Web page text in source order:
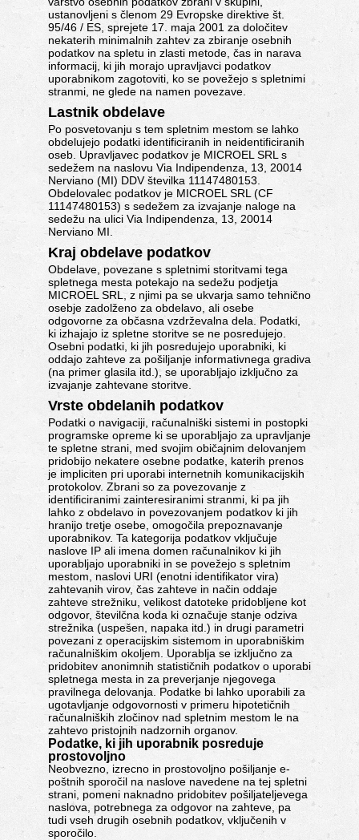
ustanovljeni s členom 29 Evropske direktive št.
95/46 / ES, sprejete 17. maja 2001 za določitev
nekaterih minimalnih zahtev za zbiranje osebnih
podatkov na spletu in zlasti metode, čas in narava
informacij, ki jih morajo upravljavci podatkov
uporabnikom zagotoviti, ko se povežejo s spletnimi
stranmi, ne glede na namen povezave.
Lastnik obdelave
Po posvetovanju s tem spletnim mestom se lahko
obdelujejo podatki identificiranih in neidentificiranih
oseb. Upravljavec podatkov je MICROEL SRL s
sedežem na naslovu Via Indipendenza, 13, 20014
Nerviano (MI) DDV številka 11147480153.
Obdelovalec podatkov je MICROEL SRL (CF
11147480153) s sedežem za izvajanje naloge na
sedežu na ulici Via Indipendenza, 13, 20014
Nerviano MI.
Kraj obdelave podatkov
Obdelave, povezane s spletnimi storitvami tega
spletnega mesta potekajo na sedežu podjetja
MICROEL SRL, z njimi pa se ukvarja samo tehnično
osebje zadolženo za obdelavo, ali osebe
odgovorne za občasna vzdrževalna dela. Podatki,
ki izhajajo iz spletne storitve se ne posredujejo.
Osebni podatki, ki jih posredujejo uporabniki, ki
oddajo zahteve za pošiljanje informativnega gradiva
(na primer glasila itd.), se uporabljajo izključno za
izvajanje zahtevane storitve.
Vrste obdelanih podatkov
Podatki o navigaciji, računalniški sistemi in postopki
programske opreme ki se uporabljajo za upravljanje
te spletne strani, med svojim običajnim delovanjem
pridobijo nekatere osebne podatke, katerih prenos
je impliciten pri uporabi internetnih komunikacijskih
protokolov. Zbrani so za povezovanje z
identificiranimi zainteresiranimi stranmi, ki pa jih
lahko z obdelavo in povezovanjem podatkov ki jih
hranijo tretje osebe, omogočila prepoznavanje
uporabnikov. Ta kategorija podatkov vključuje
naslove IP ali imena domen računalnikov ki jih
uporabljajo uporabniki in se povežejo s spletnim
mestom, naslovi URI (enotni identifikator vira)
zahtevanih virov, čas zahteve in način oddaje
zahteve strežniku, velikost datoteke pridobljene kot
odgovor, številčna koda ki označuje stanje odziva
strežnika (uspešen, napaka itd.) in drugi parametri
povezani z operacijskim sistemom in uporabniškim
računalniškim okoljem. Uporablja se izključno za
pridobitev anonimnih statističnih podatkov o uporabi
spletnega mesta in za preverjanje njegovega
pravilnega delovanja. Podatke bi lahko uporabili za
ugotavljanje odgovornosti v primeru hipotetičnih
računalniških zločinov nad spletnim mestom le na
zahtevo pristojnih nadzornih organov.
Podatke, ki jih uporabnik posreduje
prostovoljno
Neobvezno, izrecno in prostovoljno pošiljanje e-
poštnih sporočil na naslove navedene na tej spletni
strani, pomeni naknadno pridobitev pošiljateljevega
naslova, potrebnega za odgovor na zahteve, pa
tudi vseh drugih osebnih podatkov, vključenih v
sporočilo.